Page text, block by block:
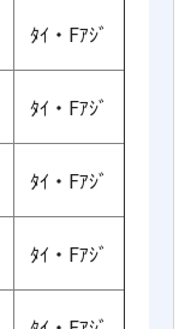
ﾀｲ・Fｱｼﾞ
ﾀｲ・Fｱｼﾞ
ﾀｲ・Fｱｼﾞ
ﾀｲ・Fｱｼﾞ